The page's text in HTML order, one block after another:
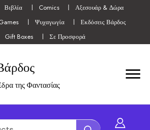
Βιβλία Comics
Αξεσουάρ & Δώρα
Ψυχαγωγία
Εκδόσεις Βάρδος
Gift Boxes
Σε Προσφορά
της Φαντασίας